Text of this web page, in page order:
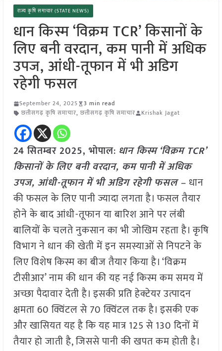
राज्य कृषि समाचार (STATE NEWS)
धान किस्म ‘विक्रम TCR’ किसानों के
लिए बनी वरदान, कम पानी में अधिक
उपज, आंधी-तूफान में भी अडिग
रहेगी फसल
September 24, 2025
3 min read
छत्तीसगढ़ कृषि समाचार, छत्तीसगढ़ कृषि समाचार Krishak Jagat
24 सितम्बर 2025, भोपाल: धान किस्म ‘विक्रम TCR’
किसानों के लिए बनी वरदान, कम पानी में अधिक
उपज, आंधी-तूफान में भी अडिग रहेगी फसल – धान
की फसल के लिए पानी ज्यादा लगता है। फसल तैयार
होने के बाद आंधी-तूफान या बारिश आने पर लंबी
बालियों के चलते नुकसान का भी जोखिम रहता है। कृषि
विभाग ने धान की खेती में इन समस्याओं से निपटने के
लिए विशेष किस्म का बीज तैयार किया है। ‘विक्रम
टीसीआर’ नाम की धान की यह नई किस्म कम समय में
अच्छा पैदावार देती है। इसकी प्रति हेक्टेयर उत्पादन
क्षमता 60 क्विंटल से 70 क्विंटल तक है। इसकी एक
और खासियत यह है कि यह मात्र 125 से 130 दिनों में
तैयार हो जाती है, जिससे पानी की खपत कम होती है।